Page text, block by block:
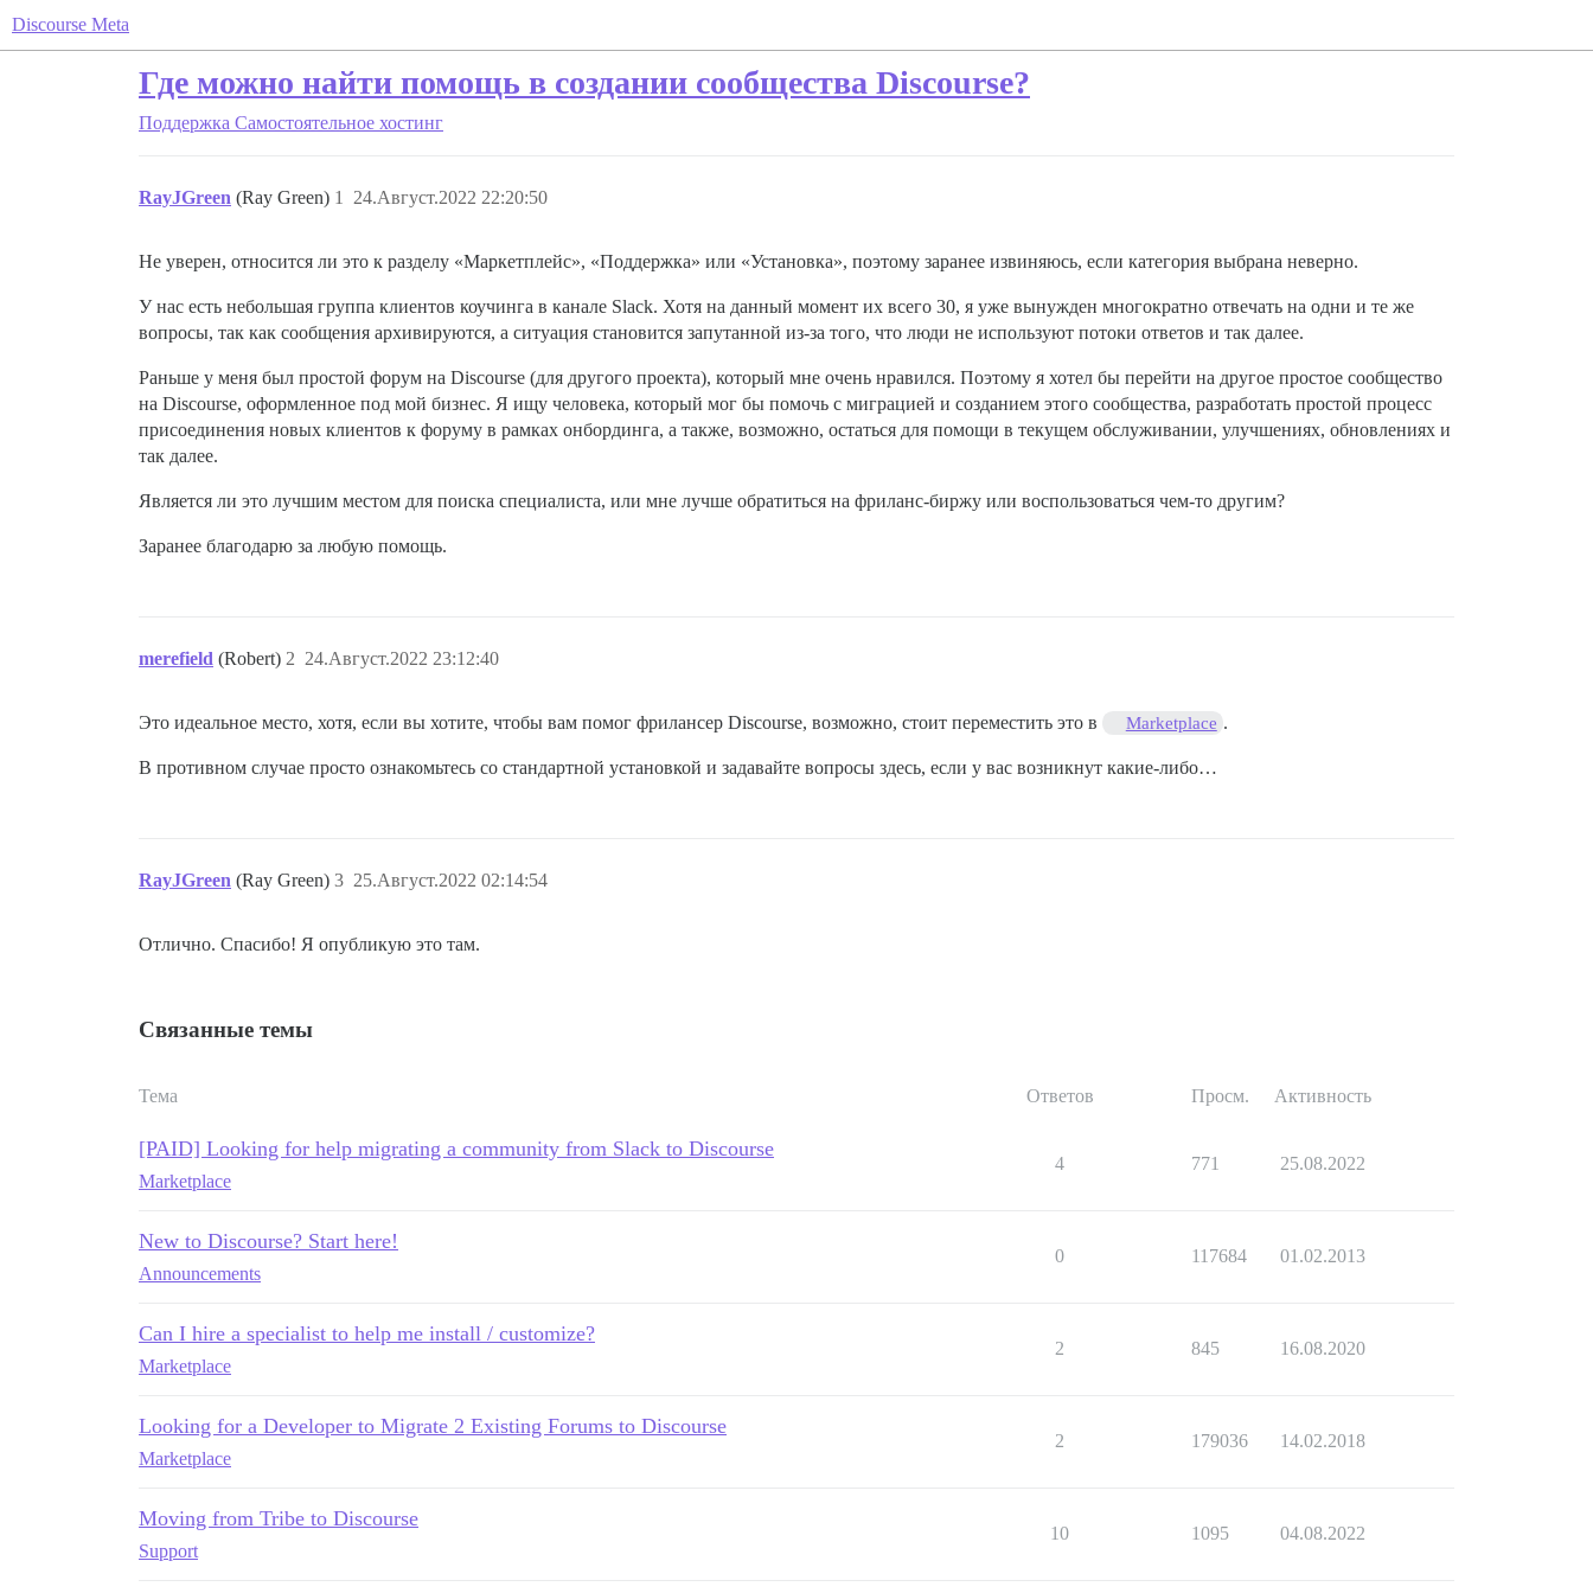
Discourse Meta
Где можно найти помощь в создании сообщества Discourse?
Поддержка Самостоятельное хостинг
RayJGreen (Ray Green) 24.Август.2022 22:20:50
1
Не уверен, относится ли это к разделу «Маркетплейс», «Поддержка» или «Установка», поэтому заранее извиняюсь, если категория выбрана неверно.
У нас есть небольшая группа клиентов коучинга в канале Slack. Хотя на данный момент их всего 30, я уже вынужден многократно отвечать на одни и те же
вопросы, так как сообщения архивируются, а ситуация становится запутанной из-за того, что люди не используют потоки ответов и так далее.
Раньше у меня был простой форум на Discourse (для другого проекта), который мне очень нравился. Поэтому я хотел бы перейти на другое простое сообщество
на Discourse, оформленное под мой бизнес. Я ищу человека, который мог бы помочь с миграцией и созданием этого сообщества, разработать простой процесс
присоединения новых клиентов к форуму в рамках онбординга, а также, возможно, остаться для помощи в текущем обслуживании, улучшениях, обновлениях и
так далее.
Является ли это лучшим местом для поиска специалиста, или мне лучше обратиться на фриланс-биржу или воспользоваться чем-то другим?
Заранее благодарю за любую помощь.
merefield (Robert) 24.Август.2022 23:12:40
2
Это идеальное место, хотя, если вы хотите, чтобы вам помог фрилансер Discourse, возможно, стоит переместить это в Marketplace .
В противном случае просто ознакомьтесь со стандартной установкой и задавайте вопросы здесь, если у вас возникнут какие-либо…
RayJGreen (Ray Green) 25.Август.2022 02:14:54
3
Отлично. Спасибо! Я опубликую это там.
Связанные темы
Тема Ответов Просм. Активность
[PAID] Looking for help migrating a community from Slack to Discourse
Marketplace
4 771 25.08.2022
New to Discourse? Start here!
Announcements
0 117684 01.02.2013
Can I hire a specialist to help me install / customize?
Marketplace
2 845 16.08.2020
Looking for a Developer to Migrate 2 Existing Forums to Discourse
Marketplace
2 179036 14.02.2018
Moving from Tribe to Discourse
Support
10 1095 04.08.2022